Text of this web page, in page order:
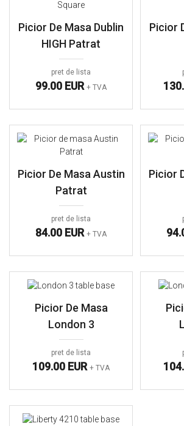
Picior De Masa Dublin
HIGH Patrat
pret de lista
99.00 EUR + TVA
Picior
Picior De Masa Austin
Patrat
pret de lista
84.00 EUR + TVA
Picior
Picior De Masa
London 3
pret de lista
109.00 EUR + TVA